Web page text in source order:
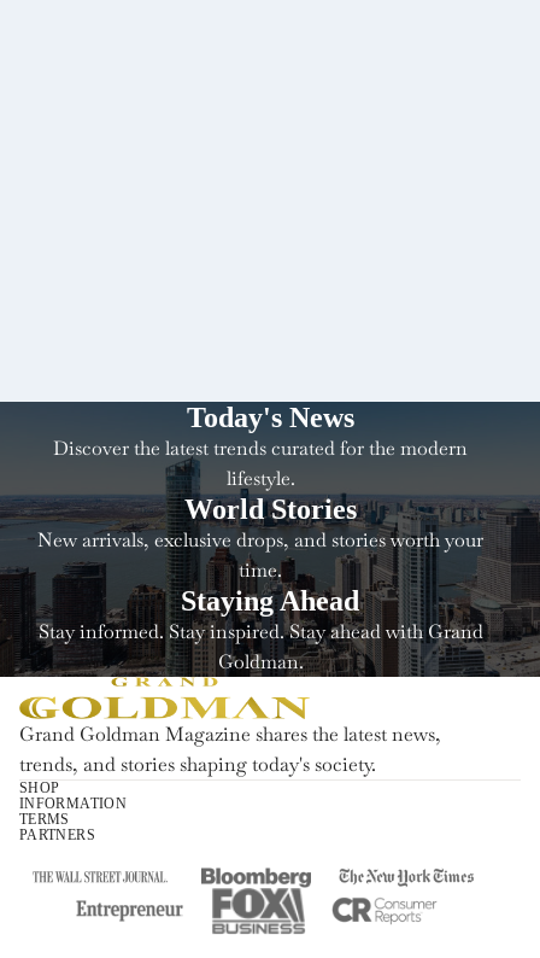
Today's News
Discover the latest trends curated for the modern
lifestyle.
World Stories
New arrivals, exclusive drops, and stories worth your
time.
Staying Ahead
Stay informed. Stay inspired. Stay ahead with Grand
Goldman.
Grand Goldman Magazine shares the latest news,
trends, and stories shaping today's society.
SHOP
INFORMATION
TERMS
PARTNERS
Política de reembolso
Política de privacidad
Términos del servicio
Política de envío